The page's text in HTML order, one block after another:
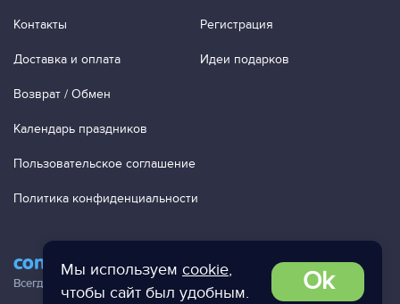
Мы используем cookie,
чтобы сайт был удобным.
Ok
contact@ac-studio.ru
Всегда отвечаем на ваши письма!
Контакты
Доставка и оплата
Возврат / Обмен
Календарь праздников
Пользовательское соглашение
Политика конфиденциальности
Регистрация
Идеи подарков